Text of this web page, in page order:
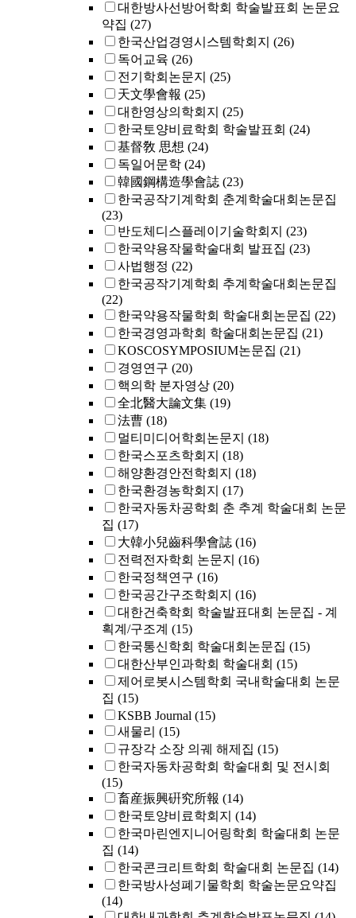
대한방사선방어학회 학술발표회 논문요
약집 (27)
한국산업경영시스템학회지 (26)
독어교육 (26)
전기학회논문지 (25)
天文學會報 (25)
대한영상의학회지 (25)
한국토양비료학회 학술발표회 (24)
基督敎 思想 (24)
독일어문학 (24)
韓國鋼構造學會誌 (23)
한국공작기계학회 춘계학술대회논문집
(23)
반도체디스플레이기술학회지 (23)
한국약용작물학술대회 발표집 (23)
사법행정 (22)
한국공작기계학회 추계학술대회논문집
(22)
한국약용작물학회 학술대회논문집 (22)
한국경영과학회 학술대회논문집 (21)
KOSCOSYMPOSIUM논문집 (21)
경영연구 (20)
핵의학 분자영상 (20)
全北醫大論文集 (19)
法曹 (18)
멀티미디어학회논문지 (18)
한국스포츠학회지 (18)
해양환경안전학회지 (18)
한국환경농학회지 (17)
한국자동차공학회 춘 추계 학술대회 논문
집 (17)
大韓小兒齒科學會誌 (16)
전력전자학회 논문지 (16)
한국정책연구 (16)
한국공간구조학회지 (16)
대한건축학회 학술발표대회 논문집 - 계
획계/구조계 (15)
한국통신학회 학술대회논문집 (15)
대한산부인과학회 학술대회 (15)
제어로봇시스템학회 국내학술대회 논문
집 (15)
KSBB Journal (15)
새물리 (15)
규장각 소장 의궤 해제집 (15)
한국자동차공학회 학술대회 및 전시회
(15)
畜産振興硏究所報 (14)
한국토양비료학회지 (14)
한국마린엔지니어링학회 학술대회 논문
집 (14)
한국콘크리트학회 학술대회 논문집 (14)
한국방사성폐기물학회 학술논문요약집
(14)